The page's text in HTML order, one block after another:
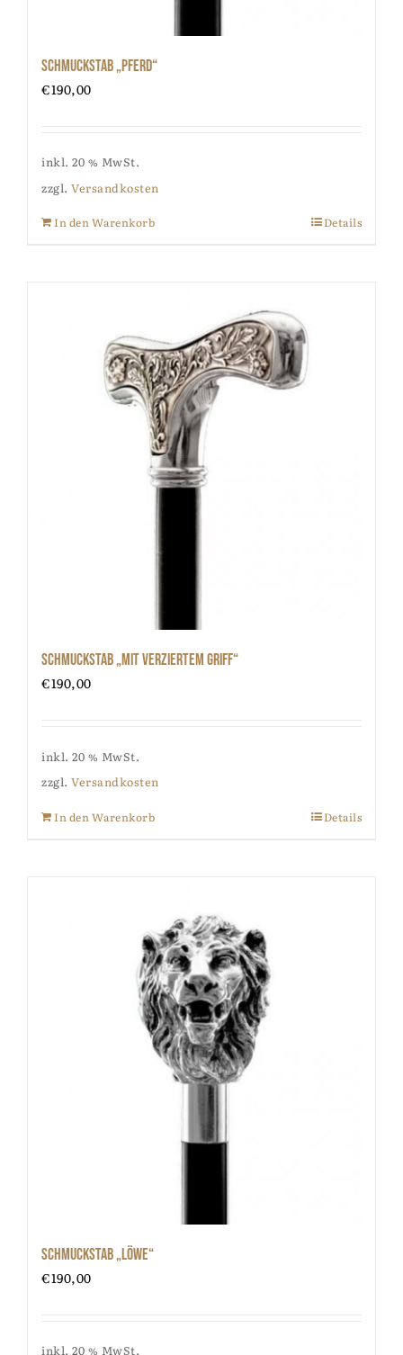
Schmuckstab „Pferd“
€190,00
inkl. 20 % MwSt.
zzgl. Versandkosten
In den Warenkorb Details
Schmuckstab „mit verziertem Griff“
€190,00
inkl. 20 % MwSt.
zzgl. Versandkosten
In den Warenkorb Details
Schmuckstab „Löwe“
€190,00
inkl. 20 % MwSt.